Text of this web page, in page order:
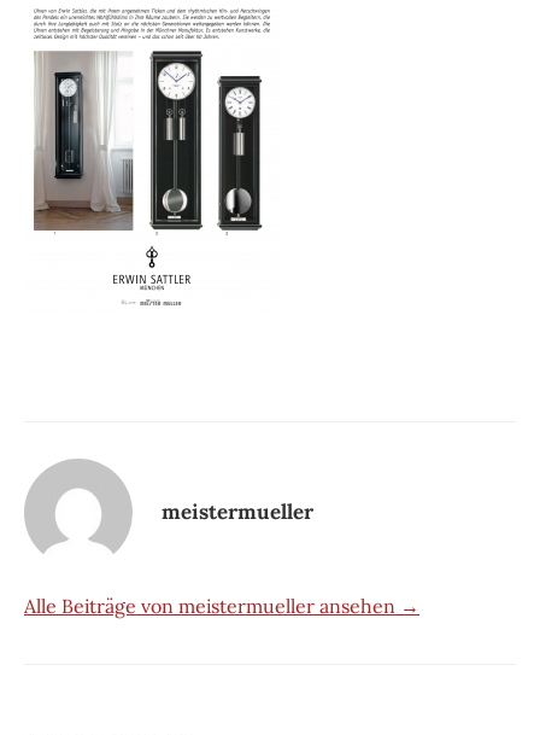
meistermueller
Alle Beiträge von meistermueller ansehen →